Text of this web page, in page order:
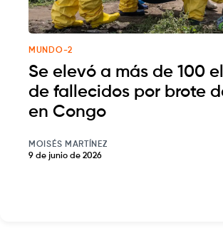
MUNDO-2
Se elevó a más de 100
de fallecidos por brote
en Congo
MOISÉS MARTÍNEZ
9 de junio de 2026